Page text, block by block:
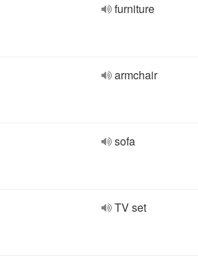
furniture
armchair
sofa
TV set